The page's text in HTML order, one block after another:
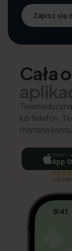
Zapisz się
Cała
lub telefon.
i historia
Pobierz w
App
4,8 (